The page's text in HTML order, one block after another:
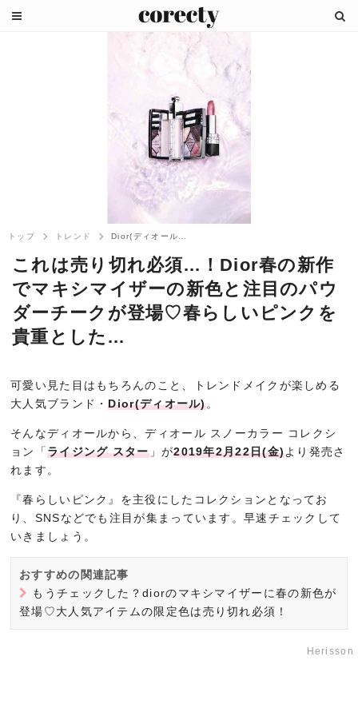
トップ トレンド
これは売り切れ必須...！Dior春の新作
でマキシマイザーの新色と注目のパウ
ダーチークが登場♡春らしいピンクを
貴重とした...
可愛い見た目はもちろんのこと、トレンドメイクが楽しめる
大人気ブランド・Dior(ディオール)。
そんなディオールから、ディオール スノーカラー コレクシ
ョン「ライジング スター」が2019年2月22日(金)より発売さ
れます。
『春らしいピンク』を主役にしたコレクションとなってお
り、SNSなどでも注目が集まっています。早速チェックして
いきましょう。
おすすめの関連記事
もうチェックした？diorのマキシマイザーに春の新色が
登場♡大人気アイテムの限定色は売り切れ必須！
Herisson